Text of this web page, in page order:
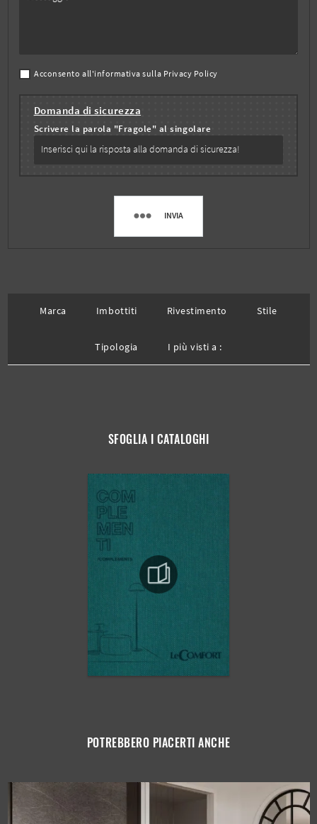
Acconsento all'informativa sulla Privacy Policy
Domanda di sicurezza
Scrivere la parola "Fragole" al singolare
INVIA
Marca Imbottiti Rivestimento Stile
Tipologia I più visti a :
SFOGLIA I CATALOGHI
POTREBBERO PIACERTI ANCHE